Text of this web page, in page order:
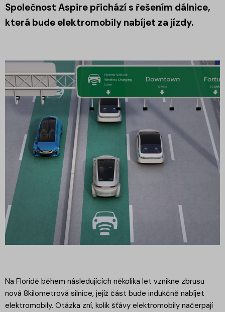
Společnost Aspire přichází s řešením dálnice,
která bude elektromobily nabíjet za jízdy.
Na Floridě během následujících několika let vznikne zbrusu
nová 8kilometrová silnice, jejíž část bude indukčně nabíjet
elektromobily. Otázka zní, kolik šťávy elektromobily načerpají